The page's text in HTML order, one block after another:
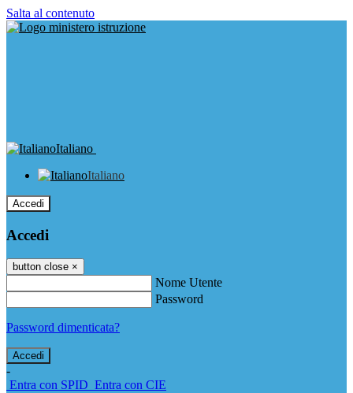
Salta al contenuto
Italiano
Italiano
Accedi
Accedi
button close ×
Nome Utente
Password
Password dimenticata?
-
Entra con SPID Entra con CIE